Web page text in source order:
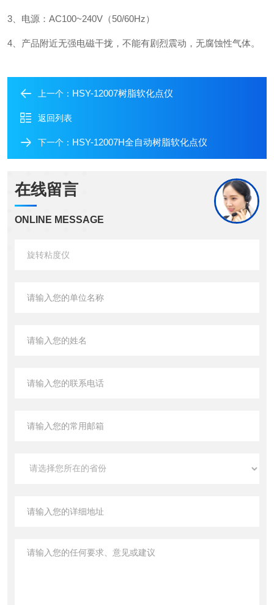
3、电源：AC100~240V（50/60Hz）
4、产品附近无强电磁干拢，不能有剧烈震动，无腐蚀性气体。
上一个： HSY-12007树脂软化点仪
返回列表
下一个： HSY-12007H全自动树脂软化点仪
在线留言
ONLINE MESSAGE